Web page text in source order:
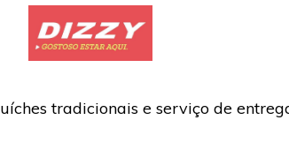
tradicionais e serviço de